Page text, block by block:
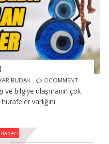
BUDAK 0 COMMENT
bilgiye ulaşmanın çok
varlığını